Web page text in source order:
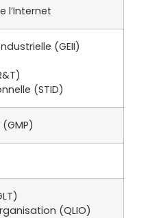
l’Internet
(GEII)
(STID)
(QLIO)